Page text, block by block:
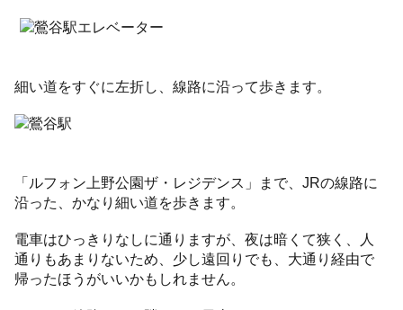
細い道をすぐに左折し、線路に沿って歩きます。
「ルフォン上野公園ザ・レジデンス」まで、JRの線路に
沿った、かなり細い道を歩きます。
電車はひっきりなしに通りますが、夜は暗くて狭く、人
通りもあまりないため、少し遠回りでも、大通り経由で
帰ったほうがいいかもしれません。